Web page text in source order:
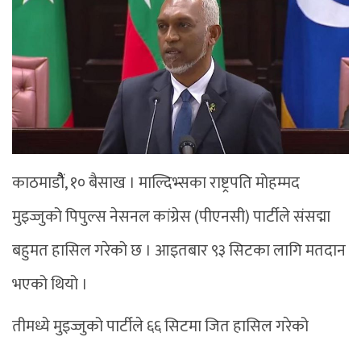
काठमाडौैं, १० बैसाख । माल्दिभ्सका राष्ट्रपति मोहम्मद
मुइज्जुको पिपुल्स नेसनल कांग्रेस (पीएनसी) पार्टीले संसद्मा
बहुमत हासिल गरेको छ । आइतबार ९३ सिटका लागि मतदान
भएको थियो ।
तीमध्ये मुइज्जुको पार्टीले ६६ सिटमा जित हासिल गरेको